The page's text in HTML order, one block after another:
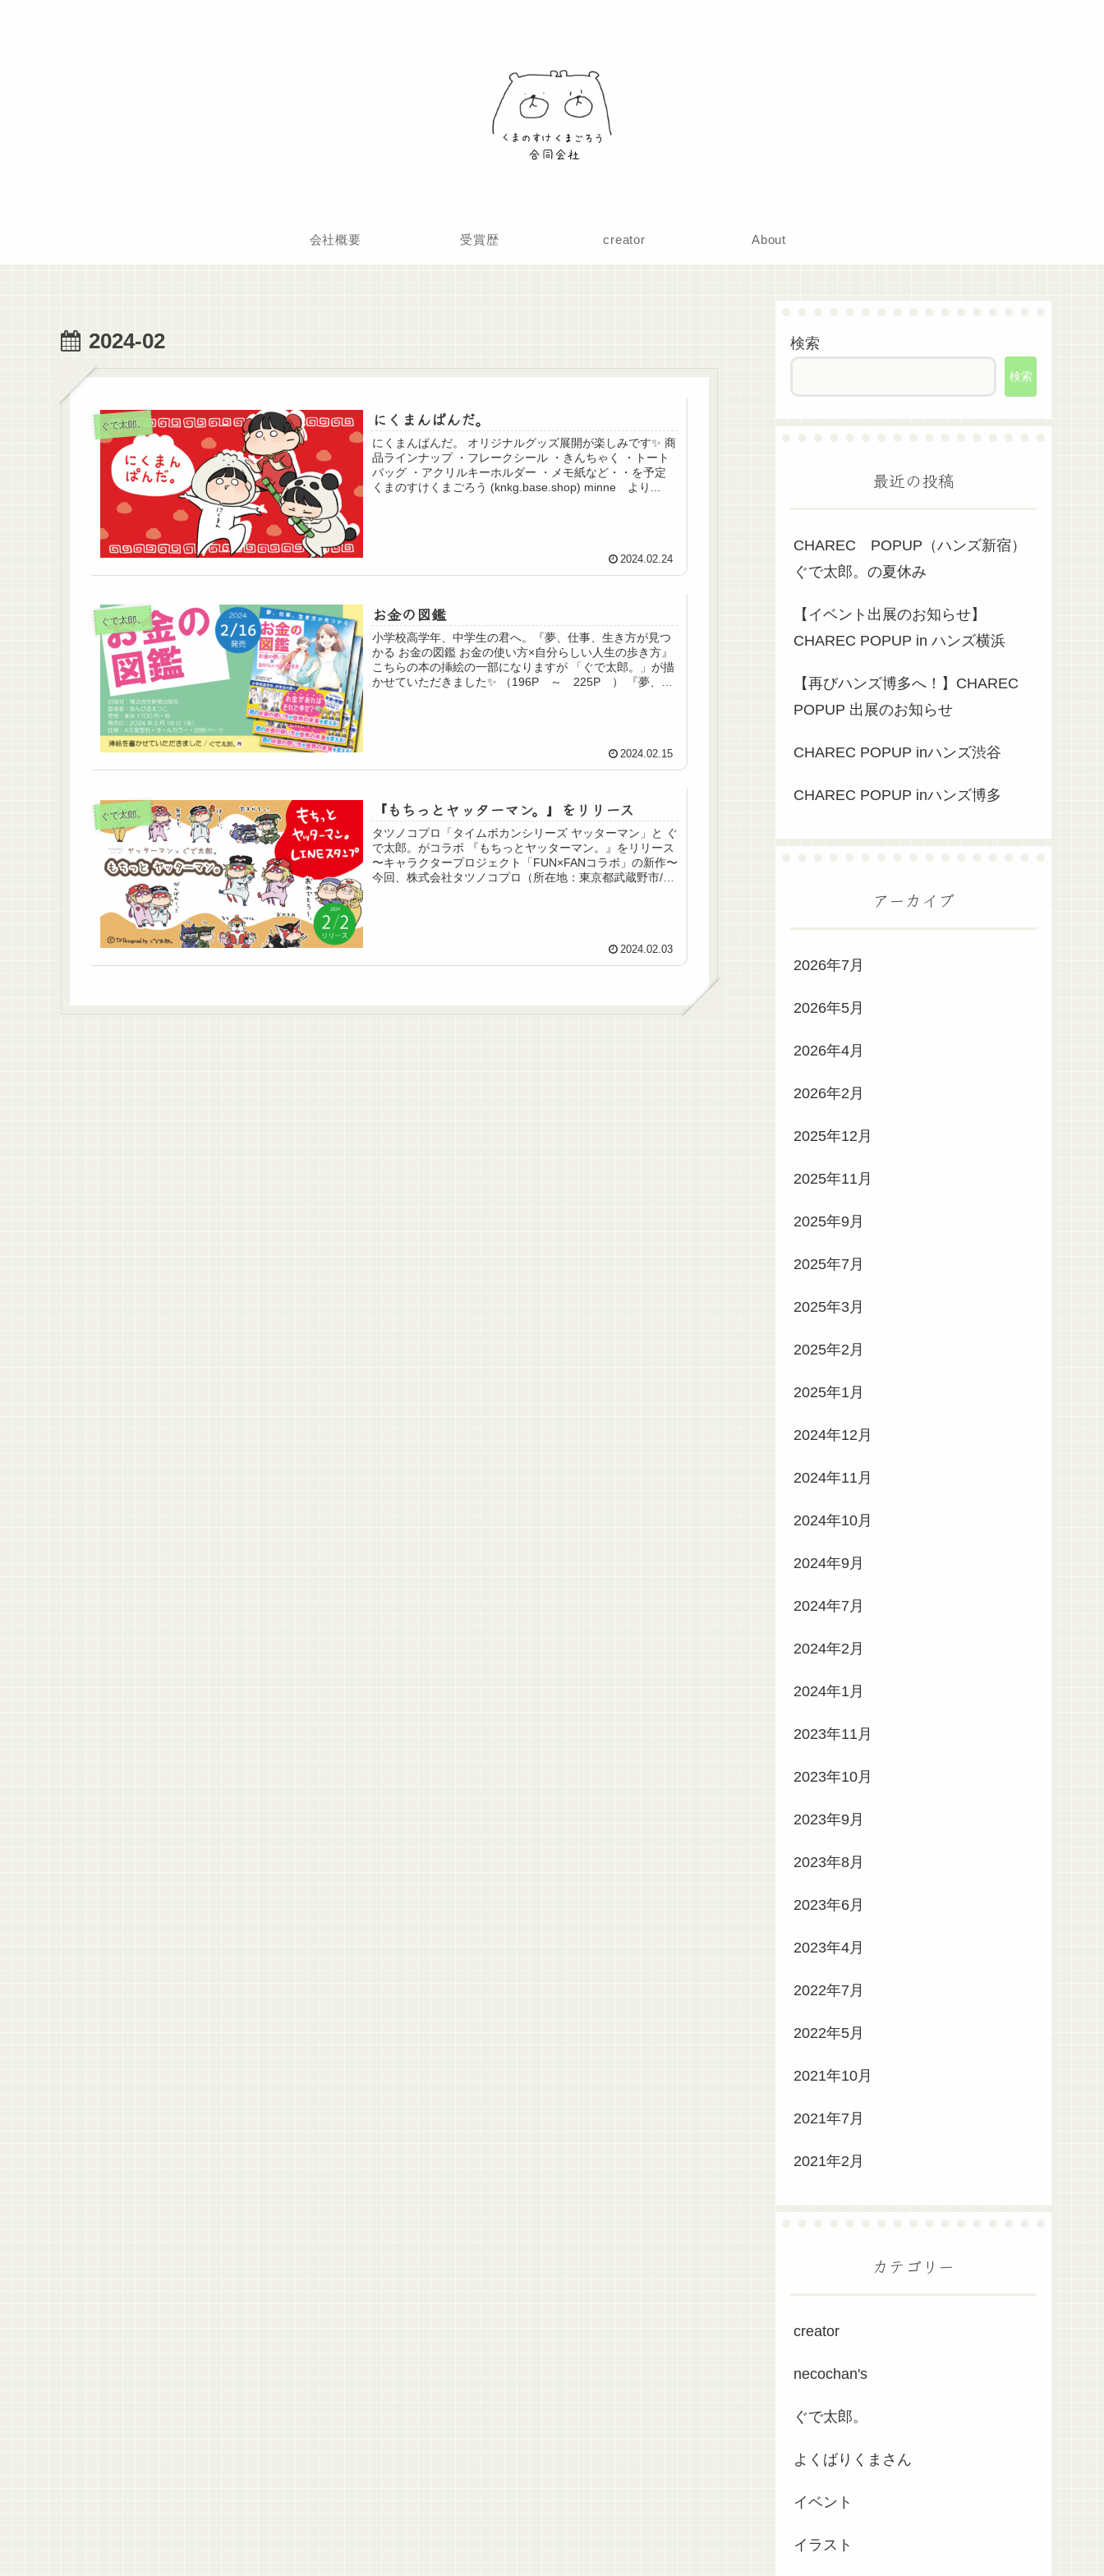
会社概要 受賞歴 creator About
2024-02
ぐで太郎。 にくまんぱんだ。
にくまんぱんだ。 オリジナルグッズ展開が楽しみです✨ 商
品ラインナップ ・フレークシール ・きんちゃく ・トート
バッグ ・アクリルキーホルダー ・メモ紙など・・を予定
くまのすけくまごろう (knkg.base.shop) minne より...
2024.02.24
ぐで太郎。 お金の図鑑
小学校高学年、中学生の君へ。『夢、仕事、生き方が見つ
かる お金の図鑑 お金の使い方×自分らしい人生の歩き方』
こちらの本の挿絵の一部になりますが 「ぐで太郎。」が描
かせていただきました✨ （196P ～ 225P ） 『夢、仕
2024.02.15
ぐで太郎。 『もちっとヤッターマン。』をリリース
タツノコプロ「タイムボカンシリーズ ヤッターマン」と ぐ
で太郎。がコラボ 『もちっとヤッターマン。』をリリース
〜キャラクタープロジェクト「FUN×FANコラボ」の新作〜
今回、株式会社タツノコプロ（所在地：東京都武蔵野市/代
2024.02.03
検索
検索
最近の投稿
CHAREC POPUP（ハンズ新宿）
ぐで太郎。の夏休み
【イベント出展のお知らせ】
CHAREC POPUP in ハンズ横浜
【再びハンズ博多へ！】CHAREC
POPUP 出展のお知らせ
CHAREC POPUP inハンズ渋谷
CHAREC POPUP inハンズ博多
アーカイブ
2026年7月
2026年5月
2026年4月
2026年2月
2025年12月
2025年11月
2025年9月
2025年7月
2025年3月
2025年2月
2025年1月
2024年12月
2024年11月
2024年10月
2024年9月
2024年7月
2024年2月
2024年1月
2023年11月
2023年10月
2023年9月
2023年8月
2023年6月
2023年4月
2022年7月
2022年5月
2021年10月
2021年7月
2021年2月
カテゴリー
creator
necochan's
ぐで太郎。
よくばりくまさん
イベント
イラスト